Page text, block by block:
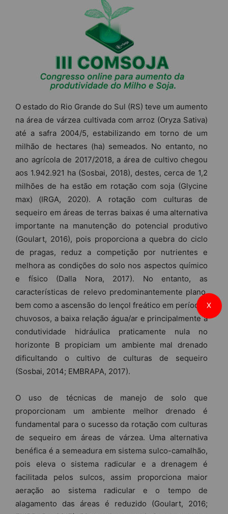
O estado do Rio Grande do Sul (RS) teve um aumento
na área de várzea cultivada com arroz (Oryza Sativa)
até a safra 2004/5, estabilizando em torno de um
milhão de hectares (ha) semeados. No entanto, no
ano agrícola de 2017/2018, a área de cultivo chegou
aos 1.942.921 ha (Sosbai, 2018), destes, cerca de 1,2
milhões de ha estão em rotação com soja (Glycine
max) (IRGA, 2020). A rotação com culturas de
sequeiro em áreas de terras baixas é uma alternativa
importante na manutenção do potencial produtivo
(Goulart, 2016), pois proporciona a quebra do ciclo
de pragas, reduz a competição por nutrientes e
melhora as condições do solo nos aspectos químico
e físico (Dalla Nora, 2017). No entanto, as
características de relevo predominantemente plano,
bem como a ascensão do lençol freático em períodos
chuvosos, a baixa relação água/ar e principalmente a
condutividade hidráulica praticamente nula no
horizonte B propiciam um ambiente mal drenado
dificultando o cultivo de culturas de sequeiro
(Sosbai, 2014; EMBRAPA, 2017).
O uso de técnicas de manejo de solo que
proporcionam um ambiente melhor drenado é
fundamental para o sucesso da rotação com culturas
de sequeiro em áreas de várzea. Uma alternativa
benéfica é a semeadura em sistema sulco-camalhão,
pois eleva o sistema radicular e a drenagem é
facilitada pelos sulcos, assim proporciona maior
aeração ao sistema radicular e o tempo de
alagamento das áreas é reduzido (Goulart, 2016;
X